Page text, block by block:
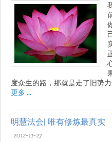
度众生的路，那就是走了旧势
更多 ...
明慧法会| 唯有修炼最真实
2012-11-27